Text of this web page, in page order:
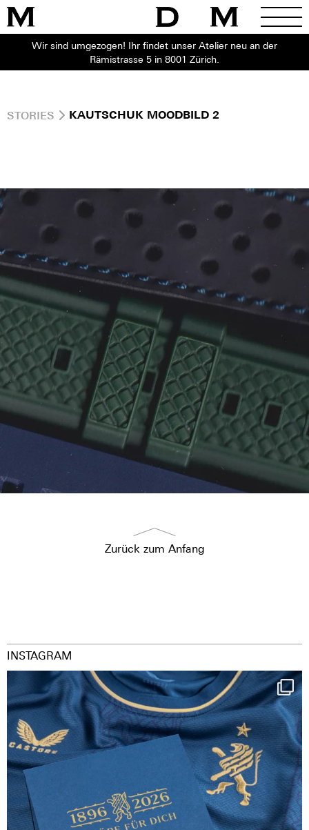
Wir sind umgezogen! Ihr findet unser Atelier neu an der
Rämistrasse 5 in 8001 Zürich.
STORIES KAUTSCHUK MOODBILD 2
Zurück zum Anfang
INSTAGRAM
Happy Birthday FCZ
130 years filled ...
127
3